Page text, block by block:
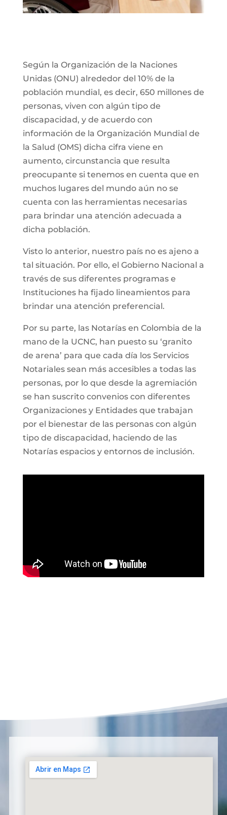
Según la Organización de la Naciones
Unidas (ONU) alrededor del 10% de la
población mundial, es decir, 650 millones de
personas, viven con algún tipo de
discapacidad, y de acuerdo con
información de la Organización Mundial de
la Salud (OMS) dicha cifra viene en
aumento, circunstancia que resulta
preocupante si tenemos en cuenta que en
muchos lugares del mundo aún no se
cuenta con las herramientas necesarias
para brindar una atención adecuada a
dicha población.
Visto lo anterior, nuestro país no es ajeno a
tal situación. Por ello, el Gobierno Nacional a
través de sus diferentes programas e
Instituciones ha fijado lineamientos para
brindar una atención preferencial.
Por su parte, las Notarías en Colombia de la
mano de la UCNC, han puesto su ‘granito
de arena’ para que cada día los Servicios
Notariales sean más accesibles a todas las
personas, por lo que desde la agremiación
se han suscrito convenios con diferentes
Organizaciones y Entidades que trabajan
por el bienestar de las personas con algún
tipo de discapacidad, haciendo de las
Notarías espacios y entornos de inclusión.